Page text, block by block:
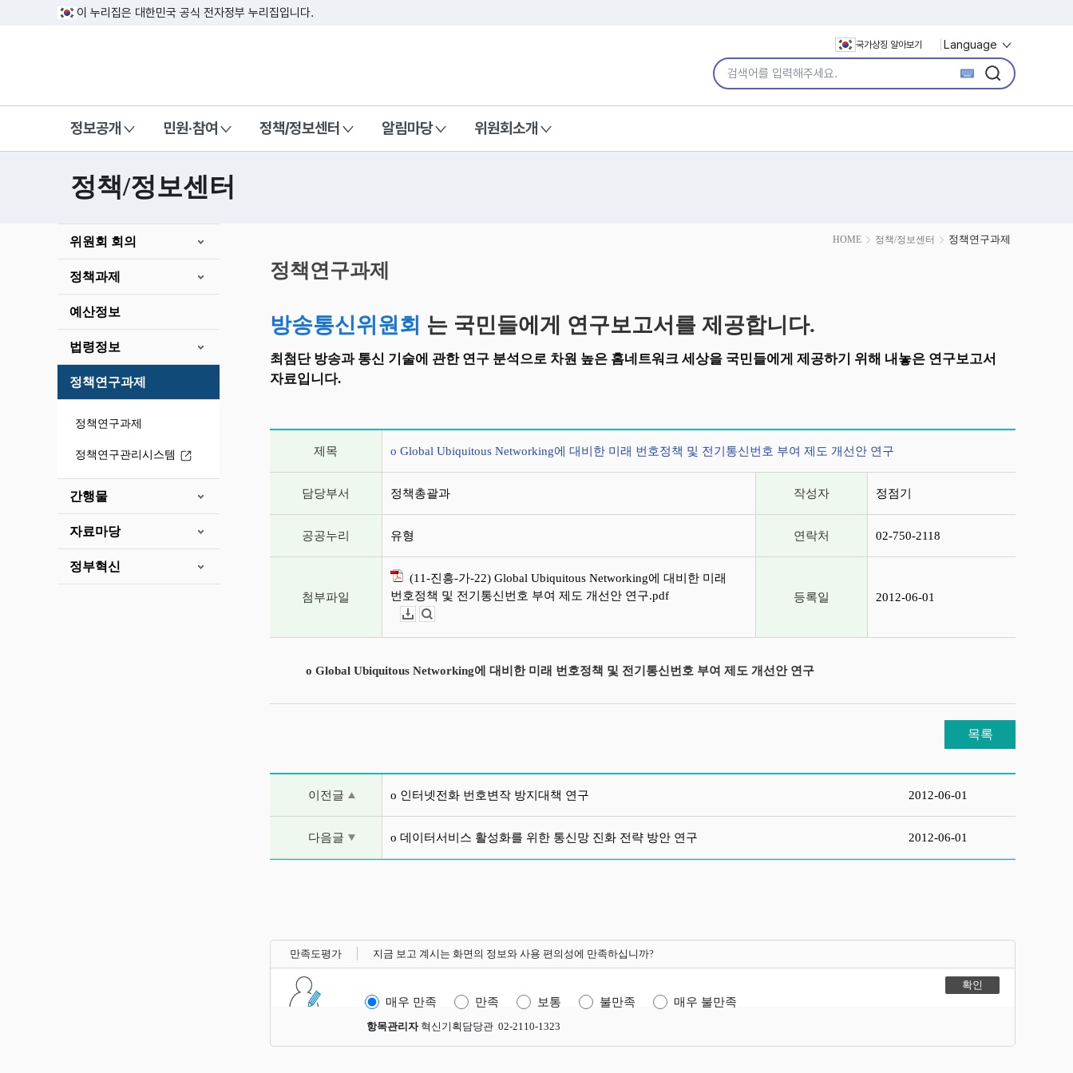
이 누리집은 대한민국 공식 전자정부 누리집입니다.
국가상징 알아보기 Language
통합검색어 입력
검색
검색
정보공개 민원·참여 정책/정보센터 알림마당 위원회소개
정책/정보센터
위원회 회의
정책과제
예산정보
법령정보
정책연구과제
정책연구과제
정책연구관리시스템
간행물
자료마당
정부혁신
HOME 정책/정보센터 정책연구과제
시
작
정책연구과제
방송통신위원회 는 국민들에게 연구보고서를 제공합니다.
최첨단 방송과 통신 기술에 관한 연구 분석으로 차원 높은 홈네트워크 세상을 국민들에게 제공하기 위해 내놓은 연구보고서
자료입니다.
제목 o Global Ubiquitous Networking에 대비한 미래 번호정책 및 전기통신번호 부여 제도 개선안 연구
담당부서 정책총괄과 작성자 정점기
공공누리 유형 연락처 02-750-2118
첨부파일
(11-진흥-가-22) Global Ubiquitous Networking에 대비한 미래
번호정책 및 전기통신번호 부여 제도 개선안 연구.pdf
등록일 2012-06-01
o Global Ubiquitous Networking에 대비한 미래 번호정책 및 전기통신번호 부여 제도 개선안 연구
목록
이전글 o 인터넷전화 번호변작 방지대책 연구 2012-06-01
다음글 o 데이터서비스 활성화를 위한 통신망 진화 전략 방안 연구 2012-06-01
만족도평가 지금 보고 계시는 화면의 정보와 사용 편의성에 만족하십니까?
매우 만족 만족 보통 불만족 매우 불만족
항목관리자혁신기획담당관 02-2110-1323